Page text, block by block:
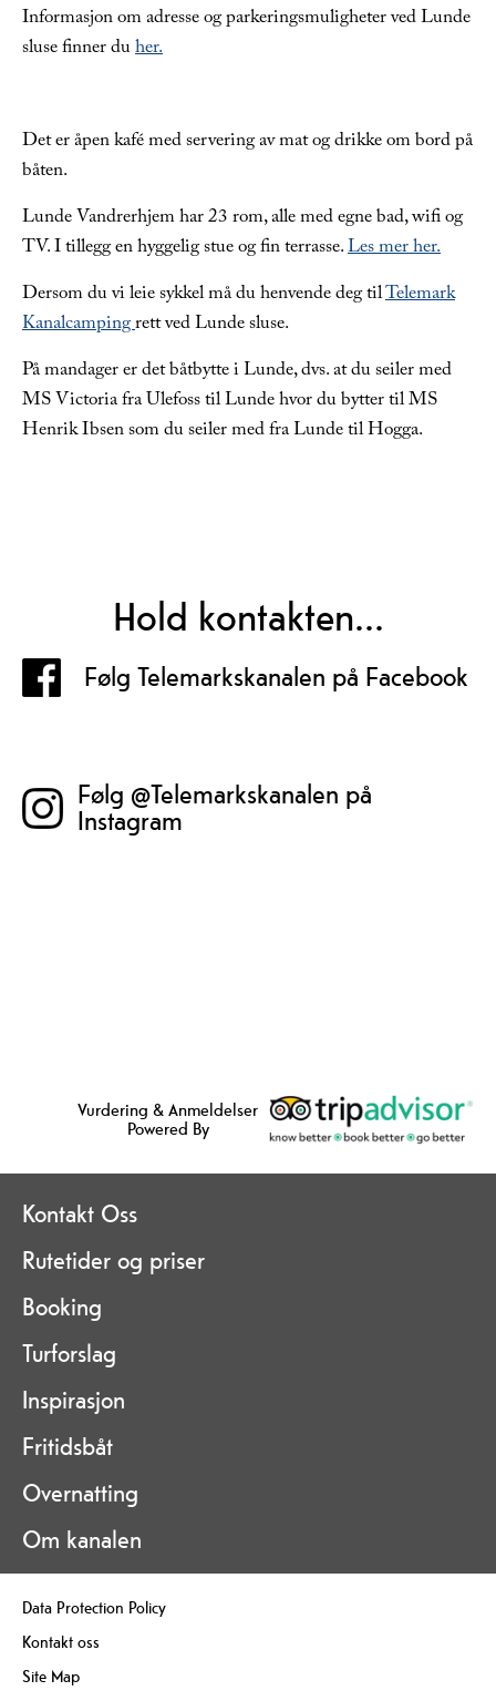
Informasjon om adresse og parkeringsmuligheter ved Lunde
sluse finner duher.
Det er åpen kafé med servering av mat og drikke om bord på
båten.
Lunde Vandrerhjem har 23 rom, alle med egne bad, wifi og
TV. I tillegg en hyggelig stue og fin terrasse.Les mer her.
Dersom du vi leie sykkel må du henvende deg tilTelemark
Kanalcampingrett ved Lunde sluse.
På mandager er det båtbytte i Lunde, dvs. at du seiler med
MS Victoria fra Ulefoss til Lunde hvor du bytter til MS
Henrik Ibsen som du seiler med fra Lunde til Hogga.
Hold kontakten...
Følg Telemarkskanalen på Facebook
Følg @Telemarkskanalen på
Instagram
Vurdering & Anmeldelser
Powered By
Kontakt Oss
Rutetider og priser
Booking
Turforslag
Inspirasjon
Fritidsbåt
Overnatting
Om kanalen
Data Protection Policy
Kontakt oss
Site Map